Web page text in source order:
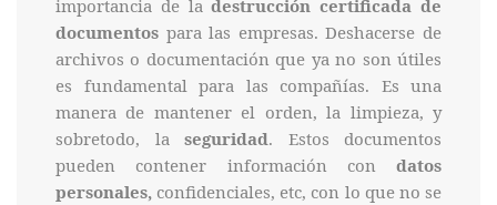
importancia de la destrucción certificada de
documentos para las empresas. Deshacerse de
archivos o documentación que ya no son útiles
es fundamental para las compañías. Es una
manera de mantener el orden, la limpieza, y
sobretodo, la seguridad. Estos documentos
pueden contener información con datos
personales, confidenciales, etc, con lo que no se